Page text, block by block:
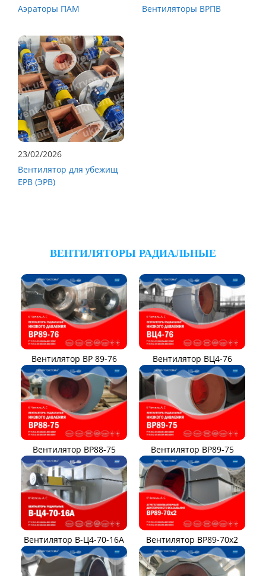
Аэраторы ПАМ
Вентиляторы ВРПВ
23/02/2026
Вентилятор для убежищ
ЕРВ (ЭРВ)
ВЕНТИЛЯТОРЫ РАДИАЛЬНЫЕ
Вентилятор ВР 89-76 Вентилятор ВЦ4-76
Вентилятор ВР88-75 Вентилятор ВР89-75
Вентилятор В-Ц4-70-16А Вентилятор ВР89-70x2